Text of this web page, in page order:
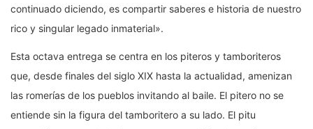
continuado diciendo, es compartir saberes e historia de nuestro
rico y singular legado inmaterial».
Esta octava entrega se centra en los piteros y tamboriteros
que, desde finales del siglo XIX hasta la actualidad, amenizan
las romerías de los pueblos invitando al baile. El pitero no se
entiende sin la figura del tamboritero a su lado. El pitu